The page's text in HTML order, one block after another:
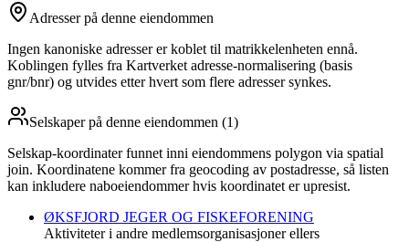
Adresser på denne eiendommen
Ingen kanoniske adresser er koblet til matrikkelenheten ennå.
Koblingen fylles fra Kartverket adresse-normalisering (basis
gnr/bnr) og utvides etter hvert som flere adresser synkes.
Selskaper på denne eiendommen (1)
Selskap-koordinater funnet inni eiendommens polygon via spatial
join. Koordinatene kommer fra geocoding av postadresse, så listen
kan inkludere naboeiendommer hvis koordinatet er upresist.
ØKSFJORD JEGER OG FISKEFORENING
Aktiviteter i andre medlemsorganisasjoner ellers